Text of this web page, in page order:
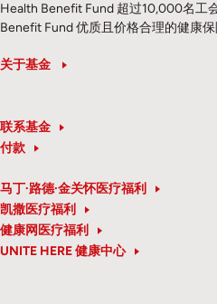
Health Benefit Fund 超过10,000名工
Benefit Fund 优质且价格合理的健康保
关于基金
联系基金
付款
马丁·路德·金关怀医疗福利
凯撒医疗福利
健康网医疗福利
UNITE HERE 健康中心